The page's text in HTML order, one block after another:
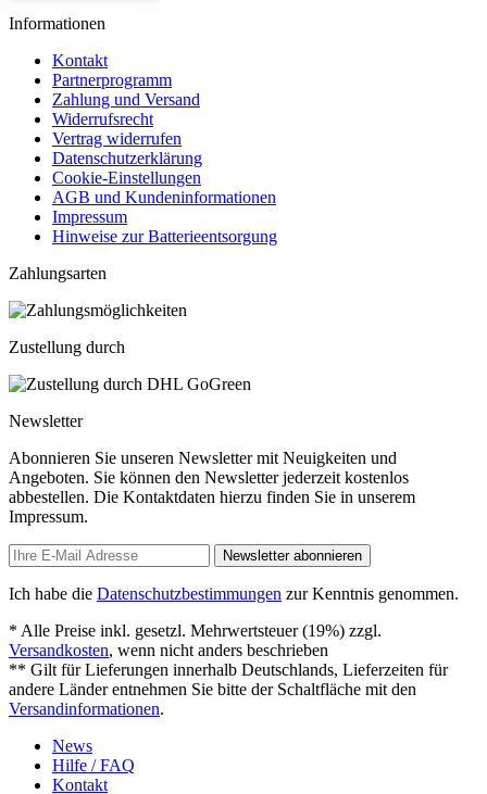
Informationen
Kontakt
Partnerprogramm
Zahlung und Versand
Widerrufsrecht
Vertrag widerrufen
Datenschutzerklärung
Cookie-Einstellungen
AGB und Kundeninformationen
Impressum
Hinweise zur Batterieentsorgung
Zahlungsarten
Zustellung durch
Newsletter
Abonnieren Sie unseren Newsletter mit Neuigkeiten und
Angeboten. Sie können den Newsletter jederzeit kostenlos
abbestellen. Die Kontaktdaten hierzu finden Sie in unserem
Impressum.
Newsletter abonnieren
Ich habe die Datenschutzbestimmungen zur Kenntnis genommen.
* Alle Preise inkl. gesetzl. Mehrwertsteuer (19%) zzgl.
Versandkosten, wenn nicht anders beschrieben
** Gilt für Lieferungen innerhalb Deutschlands, Lieferzeiten für
andere Länder entnehmen Sie bitte der Schaltfläche mit den
Versandinformationen.
News
Hilfe / FAQ
Kontakt